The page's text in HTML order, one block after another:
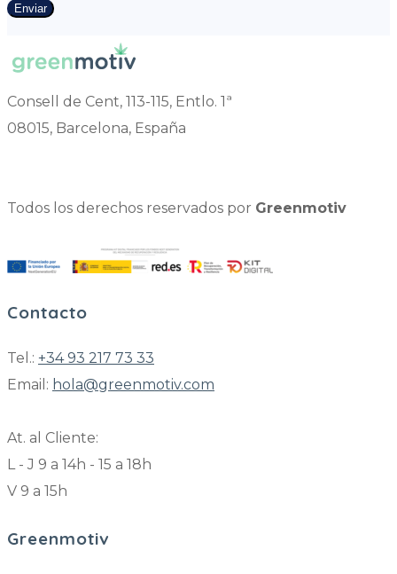
Enviar
Consell de Cent, 113-115, Entlo. 1ª
08015, Barcelona, España
Todos los derechos reservados por Greenmotiv
Contacto
Tel.: +34 93 217 73 33
Email: hola@greenmotiv.com
At. al Cliente:
L - J 9 a 14h - 15 a 18h
V 9 a 15h
Greenmotiv